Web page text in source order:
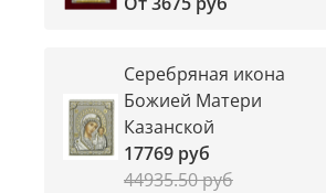
Серебряная икона
Божией Матери
Казанской
17769 руб
44935.50 руб